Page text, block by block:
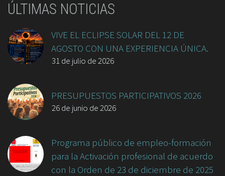
ÚLTIMAS NOTICIAS
VIVE EL ECLIPSE SOLAR DEL 12 DE
AGOSTO CON UNA EXPERIENCIA ÚNICA.
31 de julio de 2026
PRESUPUESTOS PARTICIPATIVOS 2026
26 de junio de 2026
Programa público de empleo-formación
para la Activación profesional de acuerdo
con la Orden de 23 de diciembre de 2025